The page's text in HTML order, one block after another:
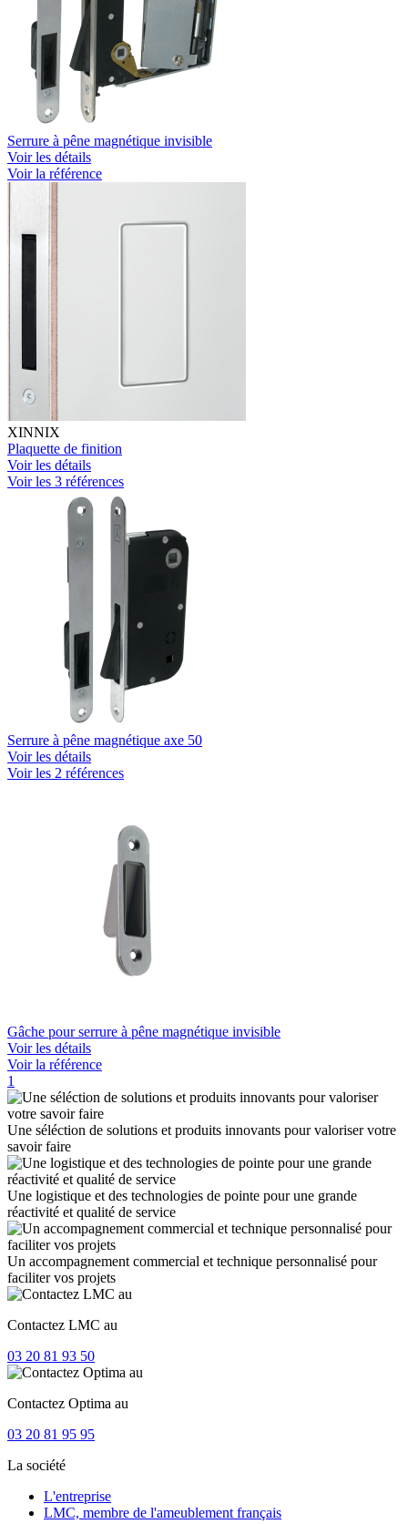
Serrure à pêne magnétique invisible
Voir les détails
Voir la référence
XINNIX
Plaquette de finition
Voir les détails
Voir les 3 références
Serrure à pêne magnétique axe 50
Voir les détails
Voir les 2 références
Gâche pour serrure à pêne magnétique invisible
Voir les détails
Voir la référence
1
Une séléction de solutions et produits innovants pour valoriser votre
savoir faire
Une logistique et des technologies de pointe pour une grande
réactivité et qualité de service
Un accompagnement commercial et technique personnalisé pour
faciliter vos projets
Contactez LMC au
03 20 81 93 50
Contactez Optima au
03 20 81 95 95
La société
L'entreprise
LMC, membre de l'ameublement français